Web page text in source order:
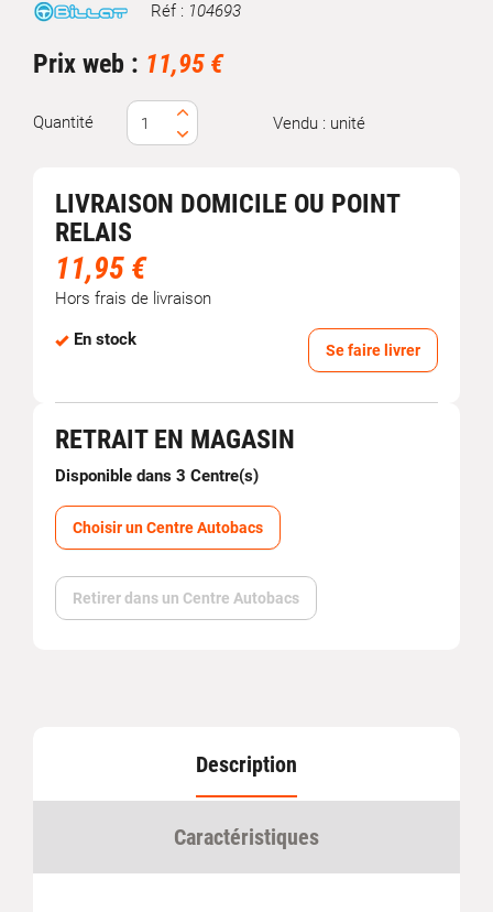
Marque Réf : 104693
Prix web : 11,95 €
Quantité Vendu : unité
LIVRAISON DOMICILE OU POINT
RELAIS
11,95 €
Hors frais de livraison
En stock
Se faire livrer
RETRAIT EN MAGASIN
Disponible dans 3 Centre(s)
Choisir un Centre Autobacs
Retirer dans un Centre Autobacs
Description
Caractéristiques